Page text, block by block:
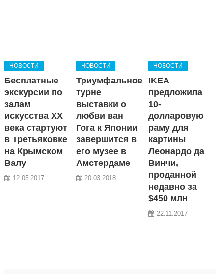
НОВОСТИ
Бесплатные
экскурсии по
залам
искусства XX
века стартуют
в Третьяковке
на Крымском
Валу
12.05.2017
НОВОСТИ
Триумфальное
турне
выставки о
любви ван
Гога к Японии
завершится в
его музее в
Амстердаме
20.03.2018
НОВОСТИ
IKEA
предложила
10-
долларовую
раму для
картины
Леонардо да
Винчи,
проданной
недавно за
$450 млн
22.11.2017